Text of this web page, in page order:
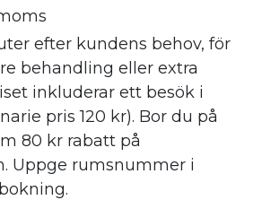
efter kundens behov, för
behandling eller extra
inkluderar ett besök i
pris 120 kr). Bor du på
80 kr rabatt på
Uppge rumsnummer i